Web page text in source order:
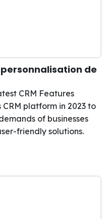
de
CRM Features
platform in 2023 to
of businesses
friendly solutions.